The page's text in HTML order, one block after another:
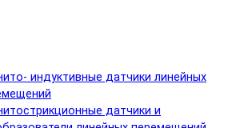
индуктивные датчики линейных
датчики и